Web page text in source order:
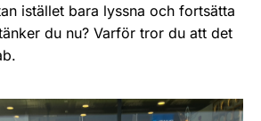
istället bara lyssna och fortsätta
du nu? Varför tror du att det